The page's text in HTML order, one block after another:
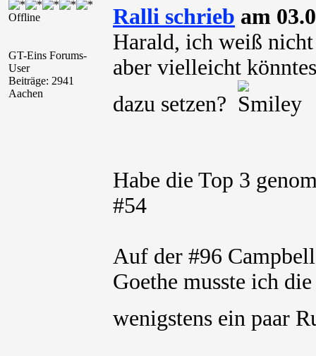
Offline
GT-Eins Forums-
User
Beiträge: 2941
Aachen
Ralli schrieb am
Harald, ich weiß
aber vielleicht
dazu setzen?
Habe die Top 3
#54
Auf der #96
Goethe musste ich
wenigstens ein paar